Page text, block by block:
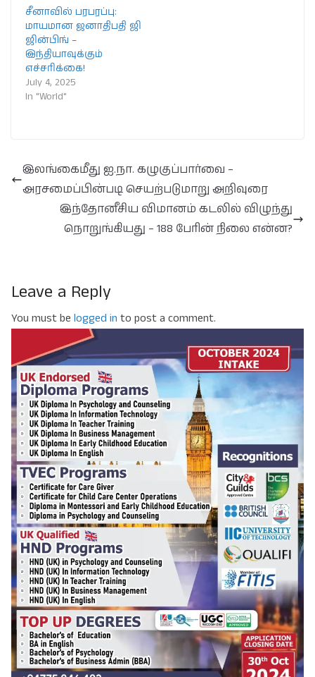
சீனாவில் பரபரப்பு:
மாயமான ஜனாதிபதி ஜி
ஜின்பிங் –
இந்தியாவுக்கும்
எச்சரிக்கை!
July 4, 2025
In "World"
இலங்கைமீது ஐ.நா. கழுகுப்பார்வை –
அரசமைப்பின்படி செயற்படுமாறு அறிவுரை
இந்தோனீசிய விமானம் கடலில் விழுந்து
நொறுங்கியது – 188 பேரின் நிலை என்ன?
Leave a Reply
You must be logged in to post a comment.